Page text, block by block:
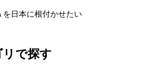
日本に根付かせたい
リで探す